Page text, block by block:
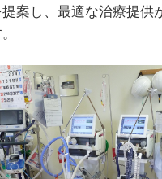
案し、最適な治療提供